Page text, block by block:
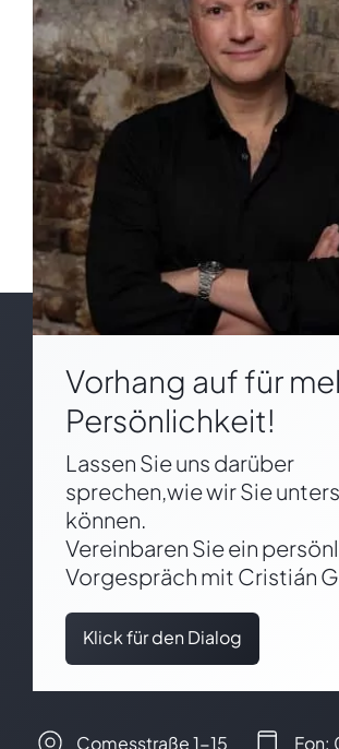
Vorhang auf für
Persönlichkeit!
Lassen Sie uns darüber
sprechen,wie wir Sie
können.
Vereinbaren Sie ein
Vorgespräch mit Cristián
Klick für den Dialog
Comesstraße 1-15
Fon: